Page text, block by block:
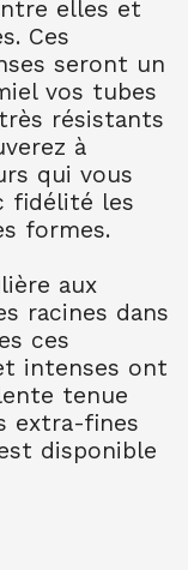
TUBE 10 ML
TUBE 10 ML
TUBE 10 ML
TUBE 10 ML
TUBE 10 ML
elles et
Ces
seront un
vos tubes
résistants
à
qui vous
fidélité les
formes.
aux
racines dans
ces
intenses ont
tenue
extra-fines
disponible